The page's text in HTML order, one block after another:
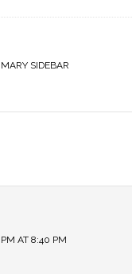
SIDEBAR
AT 8:40 PM